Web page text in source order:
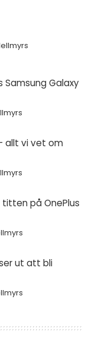
Galaxy
allt vi vet om
på OnePlus
ser ut att bli